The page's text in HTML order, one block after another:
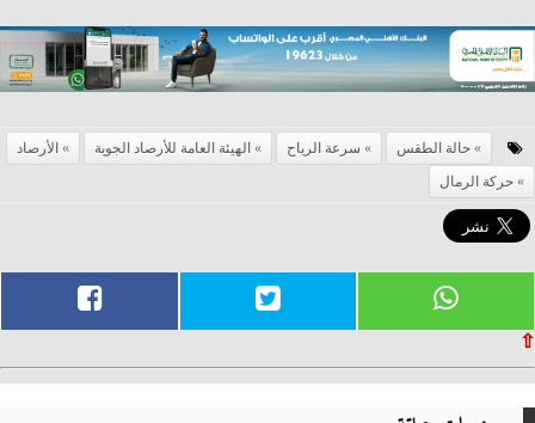
حالة الطقس سرعة الرياح الهيئة العامة للأرصاد الجوية
الأرصاد
حركة الرمال
⇧